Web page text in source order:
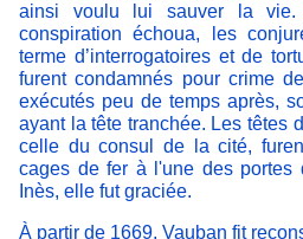
ainsi voulu lui sauver la vie.
conspiration échoua, les
terme d’interrogatoires et de
furent condamnés pour crime
exécutés peu de temps après,
ayant la tête tranchée. Les têtes
celle du consul de la cité,
cages de fer à l'une des portes
Inès, elle fut graciée.
À partir de 1669, Vauban fit